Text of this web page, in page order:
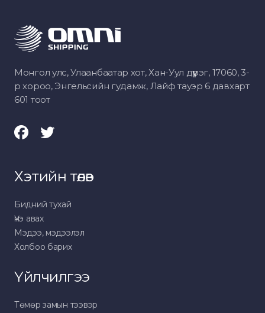
Монгол улс, Улаанбаатар хот, Хан-Уул дүүрэг, 17060, 3-
р хороо, Энгельсийн гудамж, Лайф тауэр 6 давхарт
601 тоот
Хэтийн төлөв
Бидний тухай
Үнэ авах
Мэдээ, мэдээлэл
Холбоо барих
Үйлчилгээ
Төмөр замын тээвэр